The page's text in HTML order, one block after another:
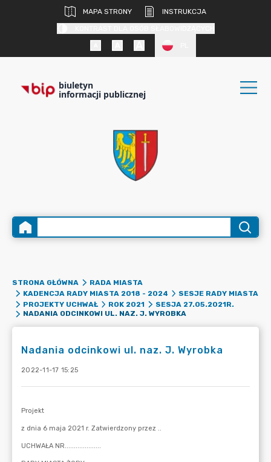
MAPA STRONY
INSTRUKCJA
biuletyn
informacji publicznej
STRONA GŁÓWNA
RADA MIASTA
KADENCJA RADY MIASTA 2018 - 2024
SESJE RADY MIASTA
PROJEKTY UCHWAŁ
ROK 2021
SESJA 27.05.2021R.
NADANIA ODCINKOWI UL. NAZ. J. WYROBKA
Nadania odcinkowi ul. naz. J. Wyrobka
2022-11-17 15:25